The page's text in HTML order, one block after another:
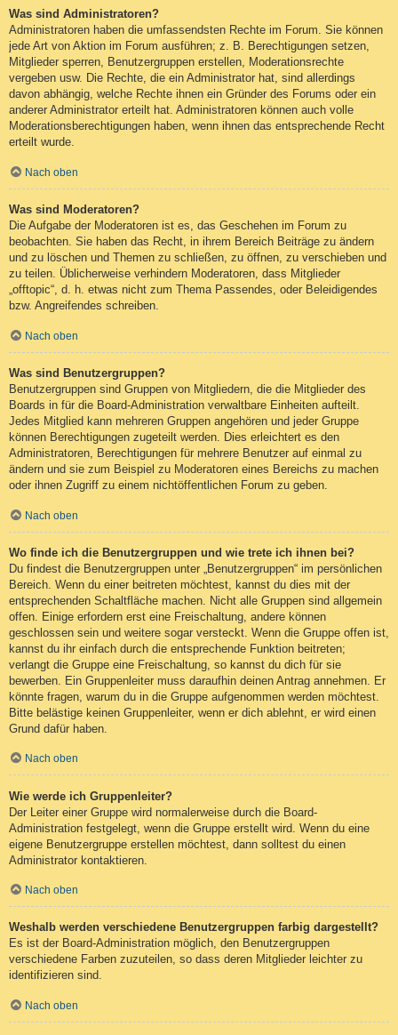
Was sind Administratoren?
Administratoren haben die umfassendsten Rechte im Forum. Sie können
jede Art von Aktion im Forum ausführen; z. B. Berechtigungen setzen,
Mitglieder sperren, Benutzergruppen erstellen, Moderationsrechte
vergeben usw. Die Rechte, die ein Administrator hat, sind allerdings
davon abhängig, welche Rechte ihnen ein Gründer des Forums oder ein
anderer Administrator erteilt hat. Administratoren können auch volle
Moderationsberechtigungen haben, wenn ihnen das entsprechende Recht
erteilt wurde.
Nach oben
Was sind Moderatoren?
Die Aufgabe der Moderatoren ist es, das Geschehen im Forum zu
beobachten. Sie haben das Recht, in ihrem Bereich Beiträge zu ändern
und zu löschen und Themen zu schließen, zu öffnen, zu verschieben und
zu teilen. Üblicherweise verhindern Moderatoren, dass Mitglieder
„offtopic“, d. h. etwas nicht zum Thema Passendes, oder Beleidigendes
bzw. Angreifendes schreiben.
Nach oben
Was sind Benutzergruppen?
Benutzergruppen sind Gruppen von Mitgliedern, die die Mitglieder des
Boards in für die Board-Administration verwaltbare Einheiten aufteilt.
Jedes Mitglied kann mehreren Gruppen angehören und jeder Gruppe
können Berechtigungen zugeteilt werden. Dies erleichtert es den
Administratoren, Berechtigungen für mehrere Benutzer auf einmal zu
ändern und sie zum Beispiel zu Moderatoren eines Bereichs zu machen
oder ihnen Zugriff zu einem nichtöffentlichen Forum zu geben.
Nach oben
Wo finde ich die Benutzergruppen und wie trete ich ihnen bei?
Du findest die Benutzergruppen unter „Benutzergruppen“ im persönlichen
Bereich. Wenn du einer beitreten möchtest, kannst du dies mit der
entsprechenden Schaltfläche machen. Nicht alle Gruppen sind allgemein
offen. Einige erfordern erst eine Freischaltung, andere können
geschlossen sein und weitere sogar versteckt. Wenn die Gruppe offen ist,
kannst du ihr einfach durch die entsprechende Funktion beitreten;
verlangt die Gruppe eine Freischaltung, so kannst du dich für sie
bewerben. Ein Gruppenleiter muss daraufhin deinen Antrag annehmen. Er
könnte fragen, warum du in die Gruppe aufgenommen werden möchtest.
Bitte belästige keinen Gruppenleiter, wenn er dich ablehnt, er wird einen
Grund dafür haben.
Nach oben
Wie werde ich Gruppenleiter?
Der Leiter einer Gruppe wird normalerweise durch die Board-
Administration festgelegt, wenn die Gruppe erstellt wird. Wenn du eine
eigene Benutzergruppe erstellen möchtest, dann solltest du einen
Administrator kontaktieren.
Nach oben
Weshalb werden verschiedene Benutzergruppen farbig dargestellt?
Es ist der Board-Administration möglich, den Benutzergruppen
verschiedene Farben zuzuteilen, so dass deren Mitglieder leichter zu
identifizieren sind.
Nach oben